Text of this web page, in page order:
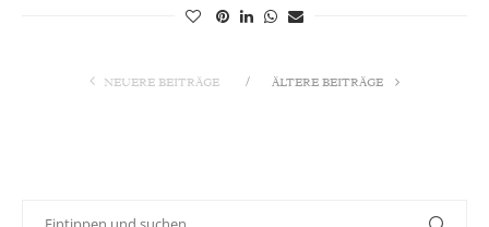
NEUERE BEITRÄGE ÄLTERE BEITRÄGE